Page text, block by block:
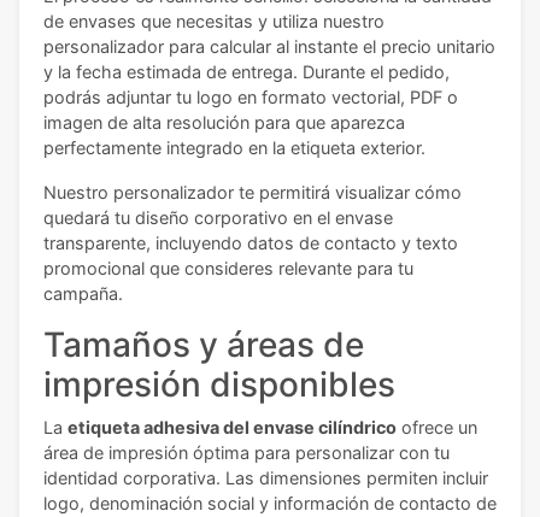
de envases que necesitas y utiliza nuestro
personalizador para calcular al instante el precio unitario
y la fecha estimada de entrega. Durante el pedido,
podrás adjuntar tu logo en formato vectorial, PDF o
imagen de alta resolución para que aparezca
perfectamente integrado en la etiqueta exterior.
Nuestro personalizador te permitirá visualizar cómo
quedará tu diseño corporativo en el envase
transparente, incluyendo datos de contacto y texto
promocional que consideres relevante para tu
campaña.
Tamaños y áreas de
impresión disponibles
La etiqueta adhesiva del envase cilíndrico ofrece un
área de impresión óptima para personalizar con tu
identidad corporativa. Las dimensiones permiten incluir
logo, denominación social y información de contacto de